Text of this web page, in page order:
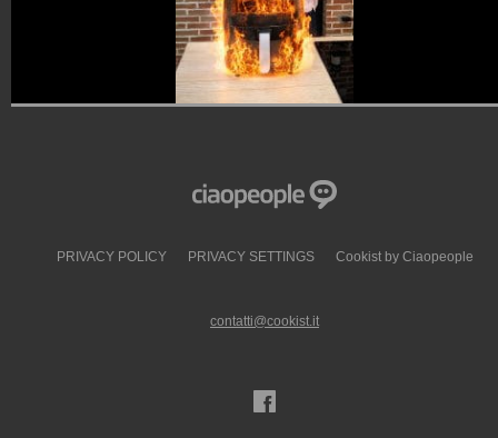
PRIVACY POLICY PRIVACY SETTINGS Cookist by Ciaopeople
contatti@cookist.it